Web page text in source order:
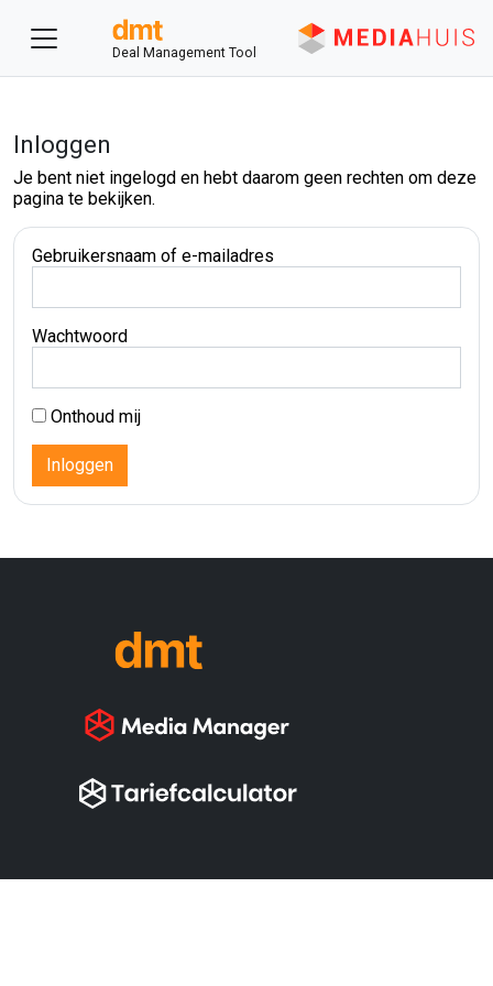
Deal Management Tool
Inloggen
Je bent niet ingelogd en hebt daarom geen rechten om deze
pagina te bekijken.
Gebruikersnaam of e-mailadres
Wachtwoord
Onthoud mij